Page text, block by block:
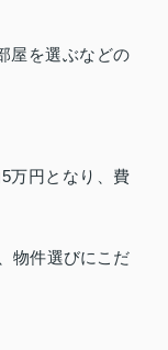
屋を選ぶなどの
万円となり、費
物件選びにこだ